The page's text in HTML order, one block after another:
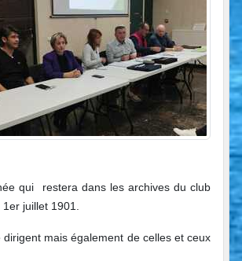
qui restera dans les archives du club
juillet 1901.
mais également de celles et ceux